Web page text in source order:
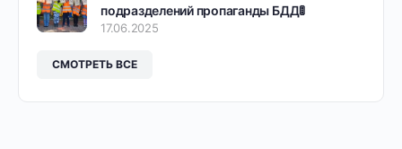
подразделений пропаганды БДД🚦
17.06.2025
СМОТРЕТЬ ВСЕ